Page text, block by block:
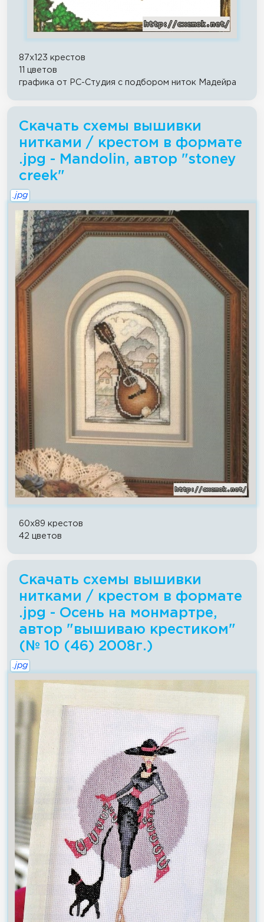
87x123 крестов
11 цветов
графика от РС-Студия с подбором ниток Мадейра
Скачать схемы вышивки
нитками / крестом в формате
.jpg - Mandolin, автор "stoney
creek"
.jpg
60x89 крестов
42 цветов
Скачать схемы вышивки
нитками / крестом в формате
.jpg - Осень на монмартре,
автор "вышиваю крестиком"
(№ 10 (46) 2008г.)
.jpg